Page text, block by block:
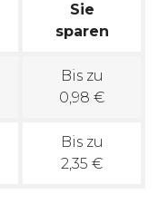
Sie
sparen
Bis zu
0,98 €
Bis zu
2,35 €